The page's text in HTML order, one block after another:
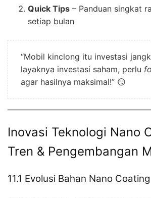
Quick Tips – Panduan singkat
setiap bulan
“Mobil kinclong itu investasi
layaknya investasi saham, perlu
agar hasilnya maksimal!” 😏
Inovasi Teknologi Nano
Tren & Pengembangan
11.1 Evolusi Bahan Nano Coating